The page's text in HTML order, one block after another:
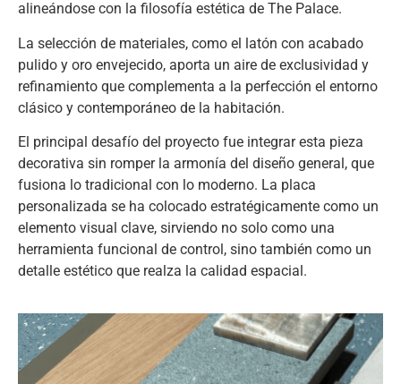
alineándose con la filosofía estética de The Palace.
La selección de materiales, como el latón con acabado
pulido y oro envejecido, aporta un aire de exclusividad y
refinamiento que complementa a la perfección el entorno
clásico y contemporáneo de la habitación.
El principal desafío del proyecto fue integrar esta pieza
decorativa sin romper la armonía del diseño general, que
fusiona lo tradicional con lo moderno. La placa
personalizada se ha colocado estratégicamente como un
elemento visual clave, sirviendo no solo como una
herramienta funcional de control, sino también como un
detalle estético que realza la calidad espacial.